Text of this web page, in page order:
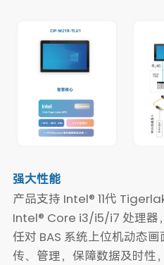
强大性能
产品支持 Intel® 11代
Intel® Core i3/i5/i7 处理器
任对 BAS 系统上位机动态
传、管理，保障数据及时性